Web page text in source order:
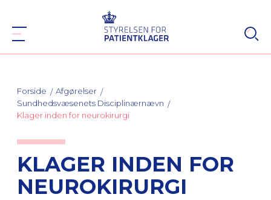
Forside
Afgørelser
Sundhedsvæsenets Disciplinærnævn
Klager inden for neurokirurgi
KLAGER INDEN FOR
NEUROKIRURGI